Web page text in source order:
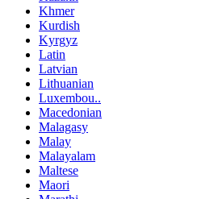
Khmer
Kurdish
Kyrgyz
Latin
Latvian
Lithuanian
Luxembou..
Macedonian
Malagasy
Malay
Malayalam
Maltese
Maori